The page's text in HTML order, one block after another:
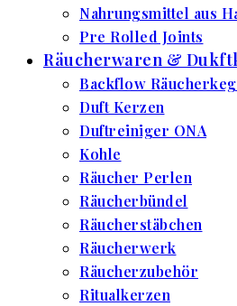
Nahrungsmittel aus
Pre Rolled Joints
Räucherwaren &
Backflow
Duft Kerzen
Duftreiniger ONA
Kohle
Räucher Perlen
Räucherbündel
Räucherstäbchen
Räucherwerk
Räucherzubehör
Ritualkerzen